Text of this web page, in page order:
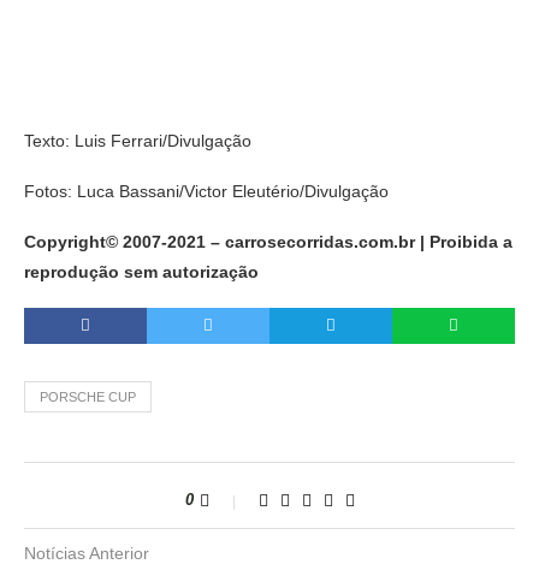
Texto: Luis Ferrari/Divulgação
Fotos: Luca Bassani/Victor Eleutério/Divulgação
Copyright© 2007-2021 – carrosecorridas.com.br | Proibida a
reprodução sem autorização
PORSCHE CUP
0
Notícias Anterior